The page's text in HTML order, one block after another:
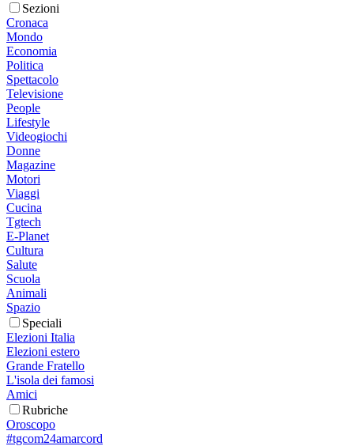
Sezioni
Cronaca
Mondo
Economia
Politica
Spettacolo
Televisione
People
Lifestyle
Videogiochi
Donne
Magazine
Motori
Viaggi
Cucina
Tgtech
E-Planet
Cultura
Salute
Scuola
Animali
Spazio
Speciali
Elezioni Italia
Elezioni estero
Grande Fratello
L'isola dei famosi
Amici
Rubriche
Oroscopo
#tgcom24amarcord